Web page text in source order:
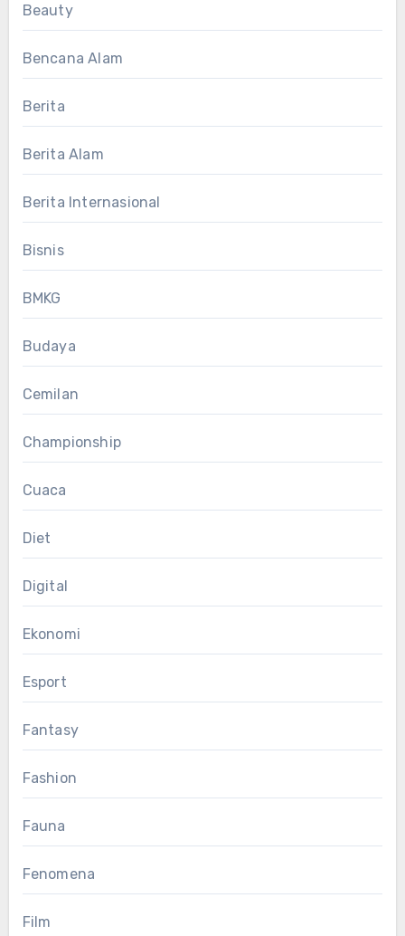
Beauty
Bencana Alam
Berita
Berita Alam
Berita Internasional
Bisnis
BMKG
Budaya
Cemilan
Championship
Cuaca
Diet
Digital
Ekonomi
Esport
Fantasy
Fashion
Fauna
Fenomena
Film